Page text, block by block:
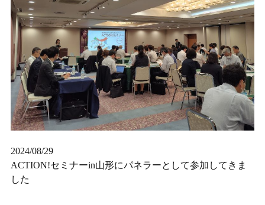
2024/08/29
ACTION!セミナーin山形にパネラーとして参加してきま
した